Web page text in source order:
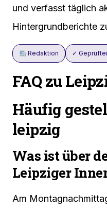
und verfasst täglich
Hintergrundberichte
Redaktion ✓
FAQ zu
Häufig
leipzig
Was ist über
Leipziger
Am